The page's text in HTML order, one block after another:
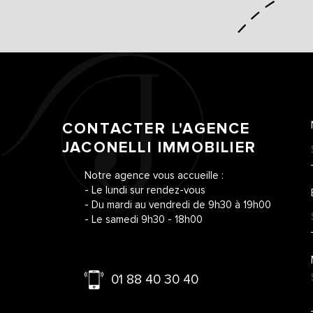
CONTACTER L'AGENCE
JACONELLI IMMOBILIER
Notre agence vous accueille :
- Le lundi sur rendez-vous
- Du mardi au vendredi de 9h30 à 19h00
- Le samedi 9h30 - 18h00
01 88 40 30 40